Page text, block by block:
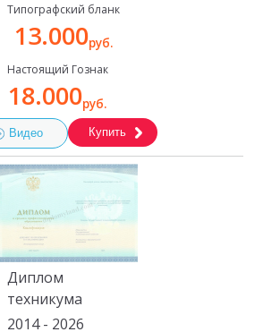
Типографский бланк
13.000руб.
Настоящий Гознак
18.000руб.
Видео Купить
Диплом
техникума
2014 - 2026